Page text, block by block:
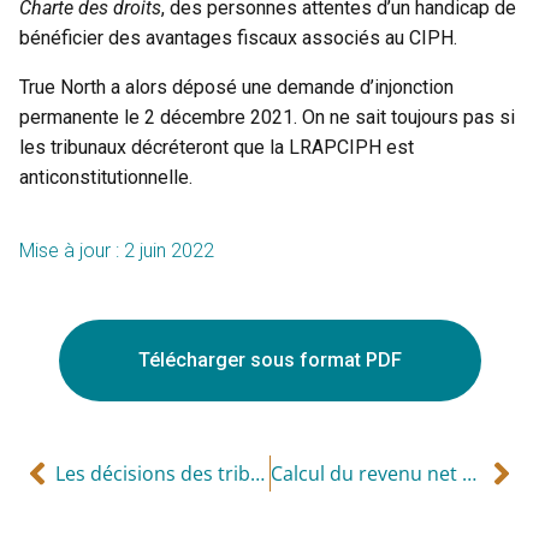
Charte des droits, des personnes attentes d’un handicap de
bénéficier des avantages fiscaux associés au CIPH.
True North a alors déposé une demande d’injonction
permanente le 2 décembre 2021. On ne sait toujours pas si
les tribunaux décréteront que la LRAPCIPH est
anticonstitutionnelle.
Mise à jour : 2 juin 2022
Télécharger sous format PDF
Les décisions des tribunaux – pourquoi sont-elles importantes? Calcul du revenu net ou bénéfice d’entreprise